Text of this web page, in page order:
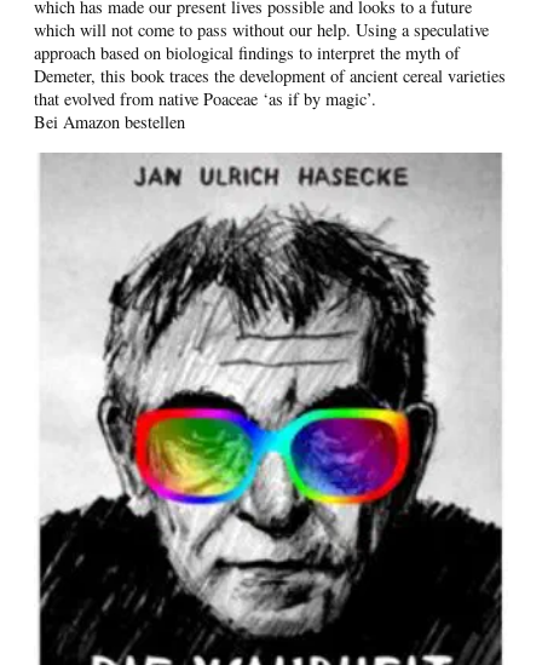
which has made our present lives possible and looks to a future
which will not come to pass without our help. Using a speculative
approach based on biological findings to interpret the myth of
Demeter, this book traces the development of ancient cereal varieties
that evolved from native Poaceae ‘as if by magic’.
Bei Amazon bestellen